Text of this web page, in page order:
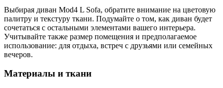
Выбирая диван Mod4 L Sofa, обратите внимание на цветовую
палитру и текстуру ткани. Подумайте о том, как диван будет
сочетаться с остальными элементами вашего интерьера.
Учитывайте также размер помещения и предполагаемое
использование: для отдыха, встреч с друзьями или семейных
вечеров.
Материалы и ткани